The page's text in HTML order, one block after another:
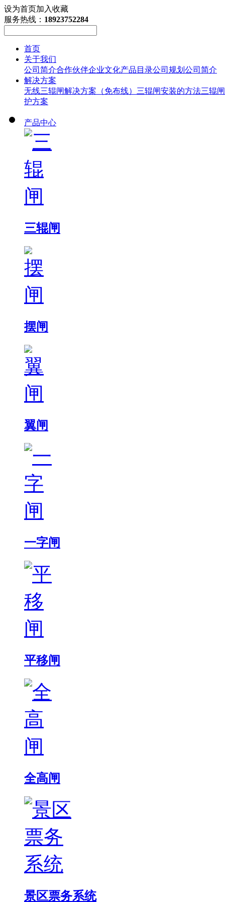
设为首页加入收藏
服务热线： 18923752284
首页
关于我们
公司简介合作伙伴企业文化产品目录公司规划 公司简介
解决方案
无线三辊闸解决方案（免布线） 三辊闸安装的方法三辊
护方案
产品中心
三辊闸
摆闸
翼闸
一字闸
平移闸
全高闸
景区票务系统